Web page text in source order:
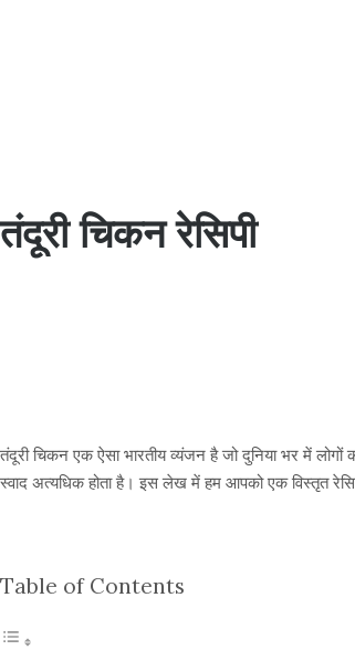
तंदूरी चिकन रेसिपी
तंदूरी चिकन एक ऐसा भारतीय व्यंजन है जो दुनिया भर में
स्वाद अत्यधिक होता है। इस लेख में हम आपको एक विस्तृत
Table of Contents